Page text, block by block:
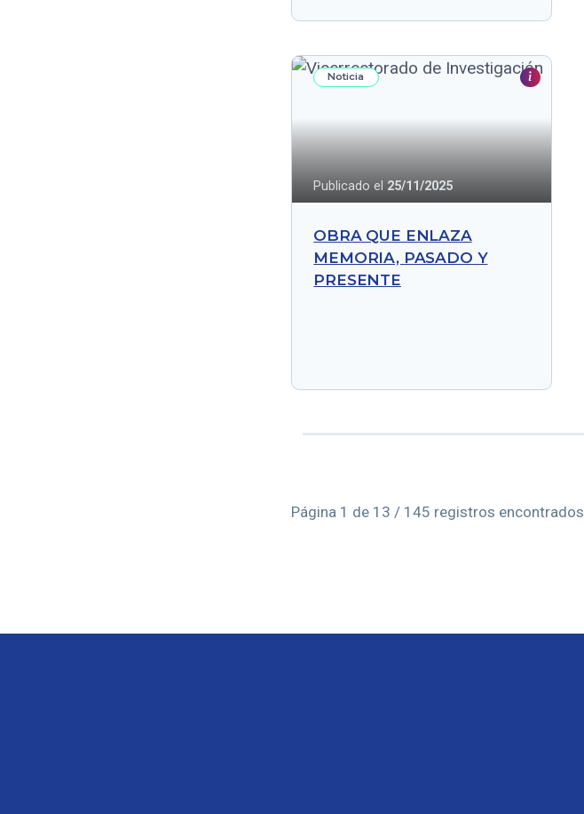
Noticia
Publicado el 25/11/2025
OBRA QUE ENLAZA
MEMORIA, PASADO Y
PRESENTE
Página 1 de 13 / 145 registros encontrados